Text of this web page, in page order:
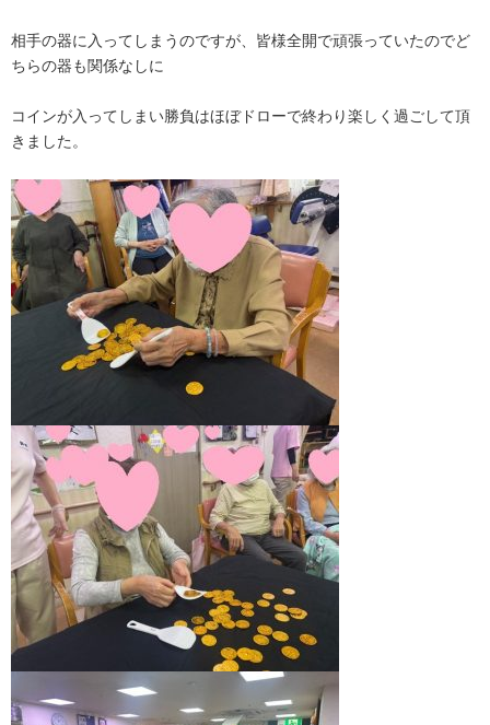
相手の器に入ってしまうのですが、皆様全開で頑張っていたのでど
ちらの器も関係なしに
コインが入ってしまい勝負はほぼドローで終わり楽しく過ごして頂
きました。